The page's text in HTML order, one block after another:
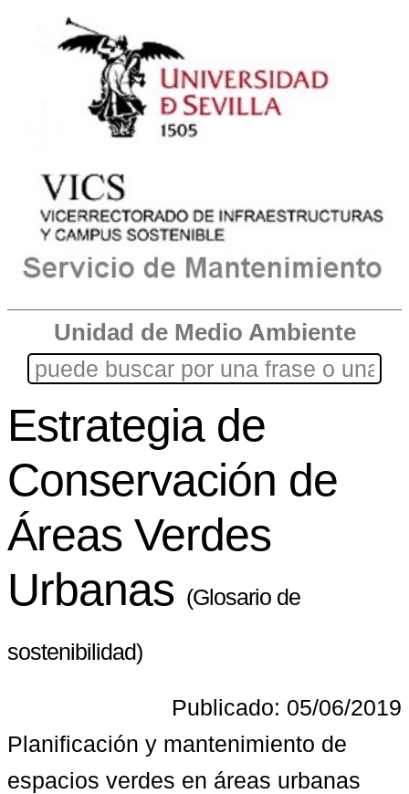
Unidad de Medio Ambiente
Estrategia de
Conservación de
Áreas Verdes
Urbanas (Glosario de
sostenibilidad)
Publicado: 05/06/2019
Planificación y mantenimiento de
espacios verdes en áreas urbanas